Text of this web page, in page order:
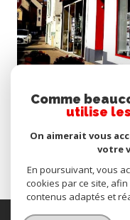
Bar , FDJ
© 2026 | Tous droits
Comme
utilise
On aimerait vous
votre
En poursuivant, vous
cookies par ce site,
contenus adaptés et